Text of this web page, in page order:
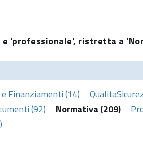
'professionale', ristretta a
e Finanziamenti (14)
(92) Normativa (209)